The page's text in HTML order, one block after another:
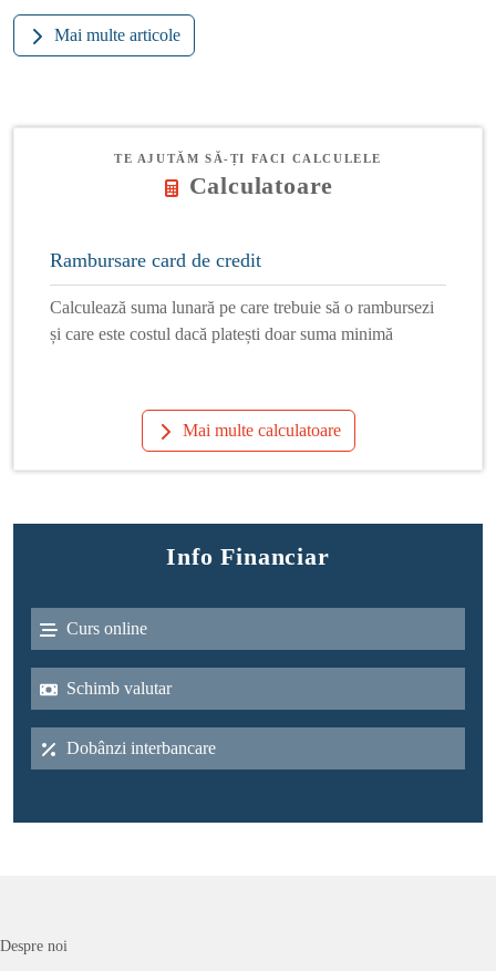
Mai multe articole
TE AJUTĂM SĂ-ȚI FACI CALCULELE
Calculatoare
Rambursare card de credit
Calculează suma lunară pe care trebuie să o rambursezi
și care este costul dacă platești doar suma minimă
Mai multe calculatoare
Info Financiar
Curs online
Schimb valutar
Dobânzi interbancare
Despre noi